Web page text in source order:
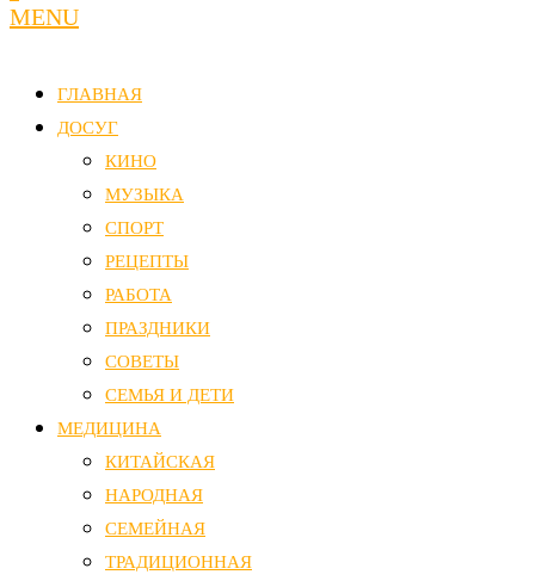
MENU
ГЛАВНАЯ
ДОСУГ
КИНО
МУЗЫКА
СПОРТ
РЕЦЕПТЫ
РАБОТА
ПРАЗДНИКИ
СОВЕТЫ
СЕМЬЯ И ДЕТИ
МЕДИЦИНА
КИТАЙСКАЯ
НАРОДНАЯ
СЕМЕЙНАЯ
ТРАДИЦИОННАЯ